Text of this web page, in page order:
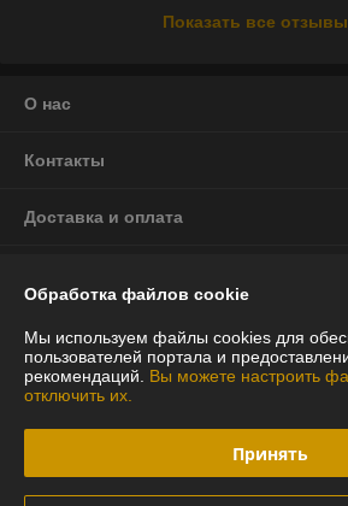
Показать все отзывы
О нас
Контакты
Доставка и оплата
Полная версия сайта
Политика обработки cookies
Обработка файлов cookie
Мы используем файлы cookies для
пользователей портала и
рекомендаций. Вы можете настроить
отключить их.
Принять